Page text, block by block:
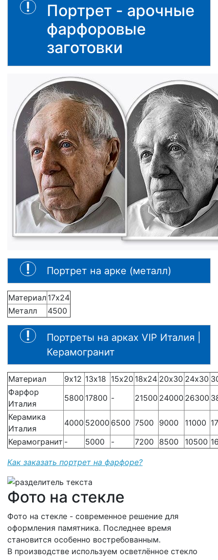
Портрет - арочные
фарфоровые
заготовки
Портрет на арке (металл)
Материал 17х24
Металл
4500
Портреты на арках VIP Италия |
Керамогранит
Материал 9х12 13х18 15х20 18х24 20х30 24х30
Фарфор
Италия
5800 17800 - 21500 24000 26300
Керамика
Италия
4000 52000 6500 7500 9000 11000
Керамогранит - 5000 - 7200 8500 10500
Как заказать портрет на фарфоре?
Фото на стекле
Фото на стекле - современное решение для
оформления памятника. Последнее время
становится особенно востребованным.
В производстве используем осветлённое стекло